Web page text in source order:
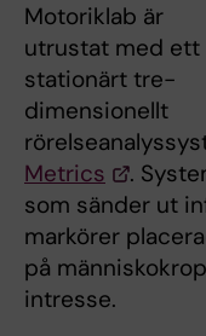
Motoriklab är
utrustat med ett
stationärt tre-
dimensionellt
Metrics
.
som sänder ut
markörer
på
intresse.